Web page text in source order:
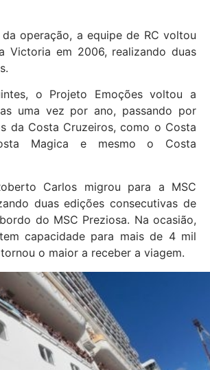
operação, a equipe de RC voltou
Victoria em 2006, realizando duas
o Projeto Emoções voltou a
uma vez por ano, passando por
da Costa Cruzeiros, como o Costa
Magica e mesmo o Costa
Carlos migrou para a MSC
duas edições consecutivas de
do MSC Preziosa. Na ocasião,
capacidade para mais de 4 mil
o maior a receber a viagem.